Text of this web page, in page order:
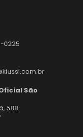
0225
São
588